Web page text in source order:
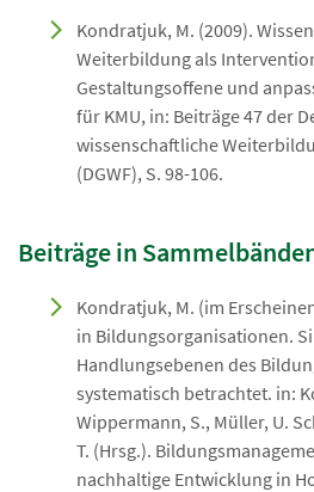
Kondratjuk, M. (2009).
Weiterbildung als
Gestaltungsoffene und
für KMU, in: Beiträge 47 der
wissenschaftliche
(DGWF), S. 98-106.
Beiträge in
Kondratjuk, M. (im
in Bildungsorganisationen.
Handlungsebenen des
systematisch betrachtet. in:
Wippermann, S., Müller, U.
T. (Hrsg.).
nachhaltige Entwicklung in